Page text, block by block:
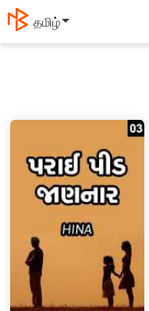
தமிழ்